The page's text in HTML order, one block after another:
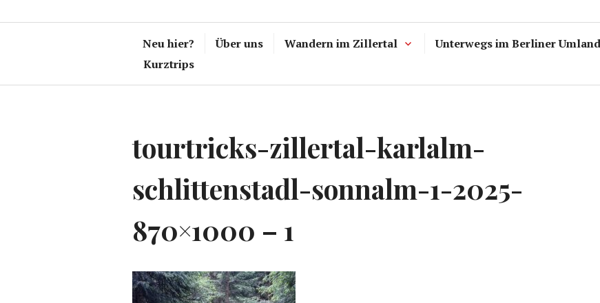
Neu hier? Über uns Wandern im Zillertal Unterwegs im Berliner Umland
Kurztrips
tourtricks-zillertal-karlalm-
schlittenstadl-sonnalm-1-2025-
870×1000 – 1